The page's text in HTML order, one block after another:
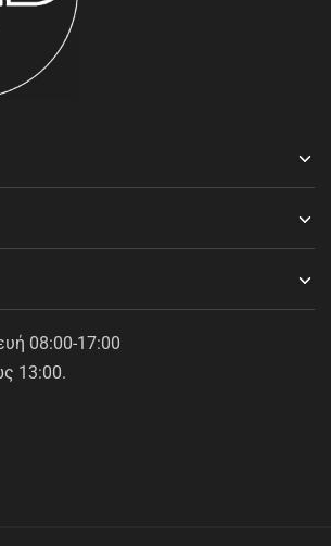
08:00-17:00
13:00.